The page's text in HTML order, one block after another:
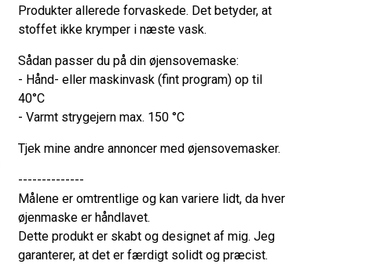
Produkter allerede forvaskede. Det betyder, at
stoffet ikke krymper i næste vask.
Sådan passer du på din øjensovemaske:
- Hånd- eller maskinvask (fint program) op til
40°C
- Varmt strygejern max. 150 °C
Tjek mine andre annoncer med øjensovemasker.
--------------
Målene er omtrentlige og kan variere lidt, da hver
øjenmaske er håndlavet.
Dette produkt er skabt og designet af mig. Jeg
garanterer, at det er færdigt solidt og præcist.